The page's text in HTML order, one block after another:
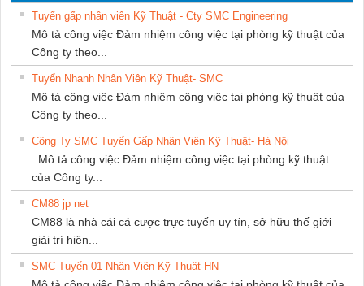
Tuyển gấp nhân viên Kỹ Thuật - Cty SMC Engineering
Mô tả công việc Đảm nhiệm công việc tại phòng kỹ thuật của
Công ty theo...
Tuyển Nhanh Nhân Viên Kỹ Thuật- SMC
Mô tả công việc Đảm nhiệm công việc tại phòng kỹ thuật của
Công ty theo...
Công Ty SMC Tuyển Gấp Nhân Viên Kỹ Thuật- Hà Nội
Mô tả công việc Đảm nhiệm công việc tại phòng kỹ thuật
của Công ty...
CM88 jp net
CM88 là nhà cái cá cược trực tuyến uy tín, sở hữu thế giới
giải trí hiện...
SMC Tuyển 01 Nhân Viên Kỹ Thuật-HN